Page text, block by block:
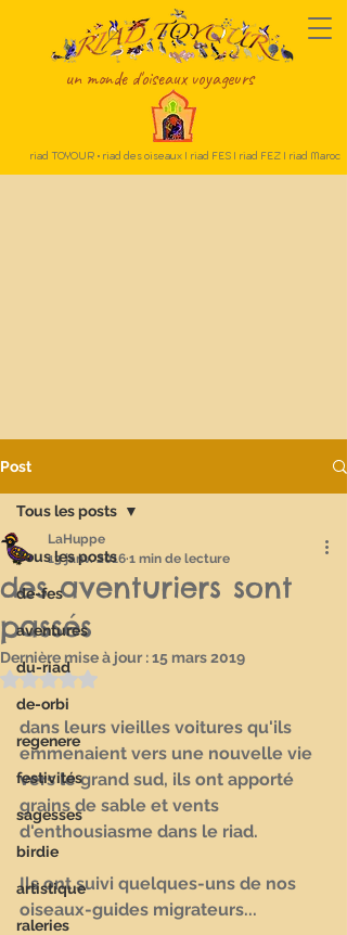
un monde d'oiseaux voyageurs
riad TOYOUR • riad des oiseaux I riad FES I riad FEZ I riad Maroc
Post
Tous les posts
de-fes
aventures
du-riad
de-orbi
regenere
festivités
sagesses
birdie
artistique
raleries
Tous les posts
des aventuriers sont
passés
LaHuppe
13 janv. 2016 1 min de lecture
Dernière mise à jour :15 mars 2019
Noté NaN étoiles sur 5.
dans leurs vieilles voitures qu'ils
emmenaient vers une nouvelle vie
vers le grand sud, ils ont apporté
grains de sable et vents
d'enthousiasme dans le riad.
Ils ont suivi quelques-uns de nos
oiseaux-guides migrateurs...